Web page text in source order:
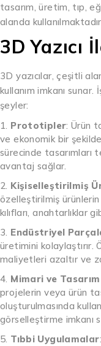
tasarım, üretim, tıp,
alanda
3D Yazıcı
3D yazıcılar, çeşitli
kullanım imkanı sunar.
şeyler:
Prototipler: Ürün
ve ekonomik bir
sürecinde
avantaj sağlar.
Kişiselleştirilmiş
özelleştirilmiş
kılıfları, anahtarlıklar
Endüstriyel
üretimini
maliyetleri azaltır ve
Mimari ve
projelerin veya ürün
oluşturulmasında
görselleştirme imkanı
Tıbbi Uygulamalar